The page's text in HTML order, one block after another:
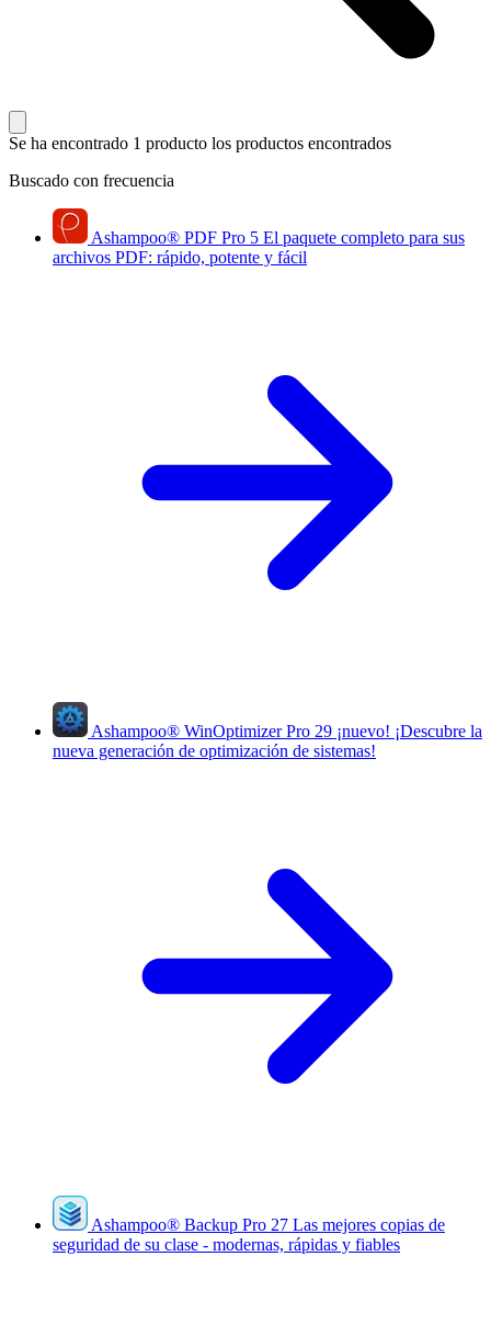
Se ha encontrado 1 producto los productos encontrados
Buscado con frecuencia
Ashampoo® PDF Pro 5 El paquete completo para sus
archivos PDF: rápido, potente y fácil
Ashampoo® WinOptimizer Pro 29 ¡nuevo! ¡Descubre la
nueva generación de optimización de sistemas!
Ashampoo® Backup Pro 27 Las mejores copias de
seguridad de su clase - modernas, rápidas y fiables